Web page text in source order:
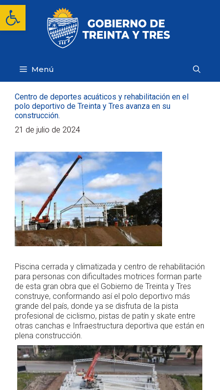
Abrir barra de herramientas
Saltar
contenido
Menú
Centro de deportes acuáticos y rehabilitación en el
polo deportivo de Treinta y Tres avanza en su
construcción.
21 de julio de 2024
Piscina cerrada y climatizada y centro de rehabilitación
para personas con dificultades motrices forman parte
de esta gran obra que el Gobierno de Treinta y Tres
construye, conformando así el polo deportivo más
grande del país, donde ya se disfruta de la pista
profesional de ciclismo, pistas de patín y skate entre
otras canchas e Infraestructura deportiva que están en
plena construcción.